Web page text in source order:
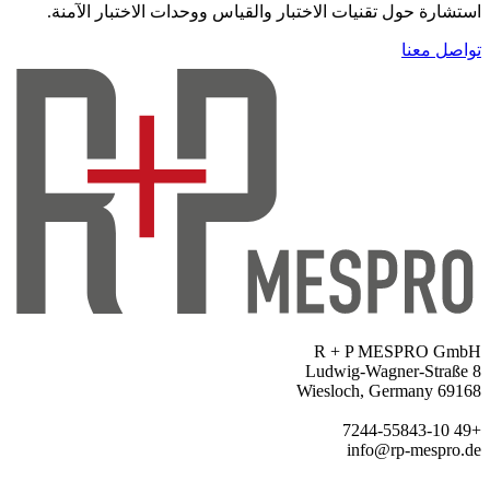
استشارة حول تقنيات الاختبار والقياس ووحدات الاختبار الآمنة.
تواصل معنا
R + P MESPRO GmbH
Ludwig-Wagner-Straße 8
69168 Wiesloch, Germany
+49 7244-55843-10
info@rp-mespro.de